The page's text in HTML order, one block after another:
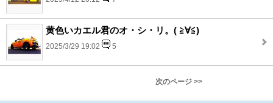
黄色いカエル君のオ・シ・リ。( ≧∀≦)
2025/3/29 19:02 5
次のページ >>